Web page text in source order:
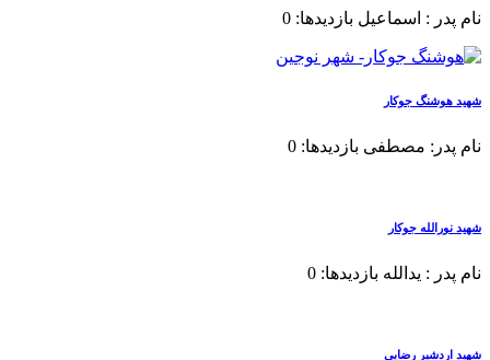
نام پدر : اسماعیل بازدیدها: 0
شهید هوشنگ جوکار
نام پدر: مصطفی بازدیدها: 0
شهید نورالله جوکار
نام پدر : یدالله بازدیدها: 0
شهید اردشیر رضایی